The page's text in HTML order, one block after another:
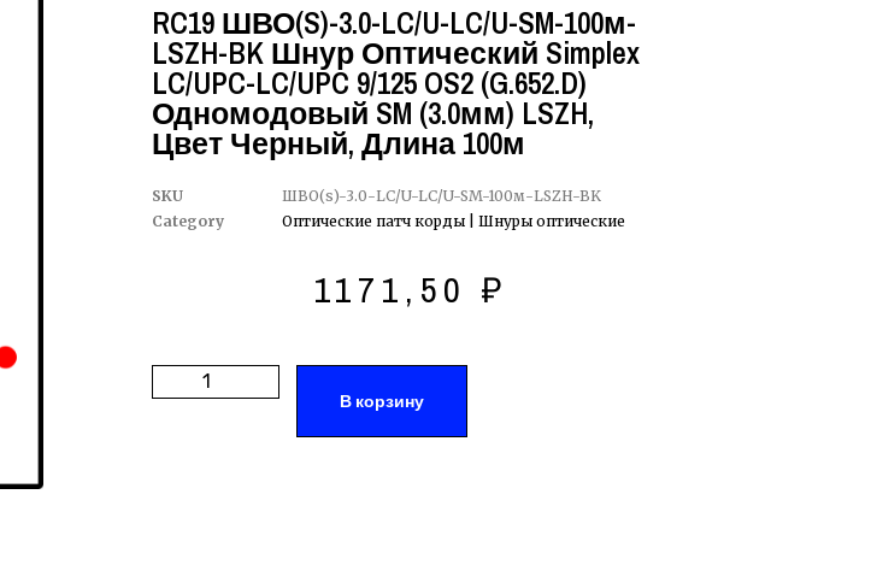
RC19 ШВО(s)-3.0-LC/U-LC/U-SM-100м-
LSZH-BK Шнур Оптический Simplex
LC/UPC-LC/UPC 9/125 OS2 (G.652.D)
Одномодовый SM (3.0мм) LSZH,
Цвет Черный, Длина 100м
SKU
ШВО(s)-3.0-LC/U-LC/U-SM-100м-LSZH-BK
Category
Оптические патч корды | Шнуры оптические
1171,50 ₽
В корзину